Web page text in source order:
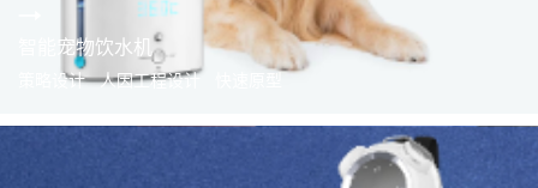
智能宠物饮水机
策略设计 人因工程设计 快速原型